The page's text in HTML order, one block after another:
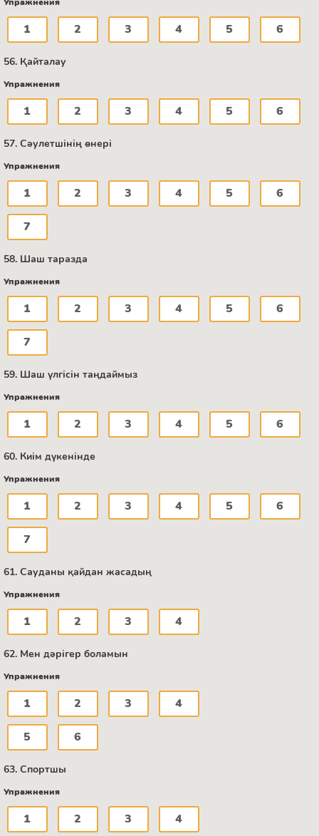
1 2 3 4 5 6
56. Қайталау
Упражнения
1 2 3 4 5 6
57. Сәулетшінің өнері
Упражнения
1 2 3 4 5 6
7
58. Шаш таразда
Упражнения
1 2 3 4 5 6
7
59. Шаш үлгісін таңдаймыз
Упражнения
1 2 3 4 5 6
60. Киім дүкенінде
Упражнения
1 2 3 4 5 6
7
61. Сауданы қайдан жасадың
Упражнения
1 2 3 4
62. Мен дәрігер боламын
Упражнения
1 2 3 4
5 6
63. Спортшы
Упражнения
1 2 3 4